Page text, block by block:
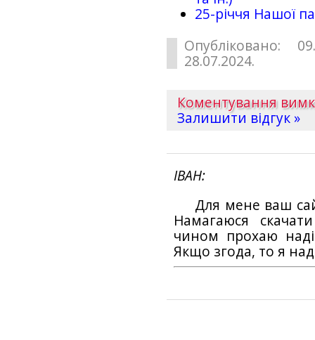
25-рiччя Нашої
Опубліковано:
28.07.2024.
Коментування
Залишити відгук »
ІВАН
Для мене ваш
Намагаюся
чином прохаю
Якщо згода, то я